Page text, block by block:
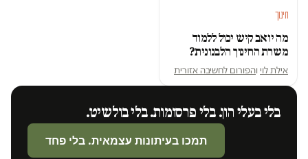
חינוך
מה יואב קיש יכול ללמוד
משרת החינוך הלבנונית?
אילת לוי והפורום לחשיבה אזורית
בלי בעלי הון. בלי פרסומות. בלי בולשיט.
תמכו בעיתונות עצמאית. בלי פחד